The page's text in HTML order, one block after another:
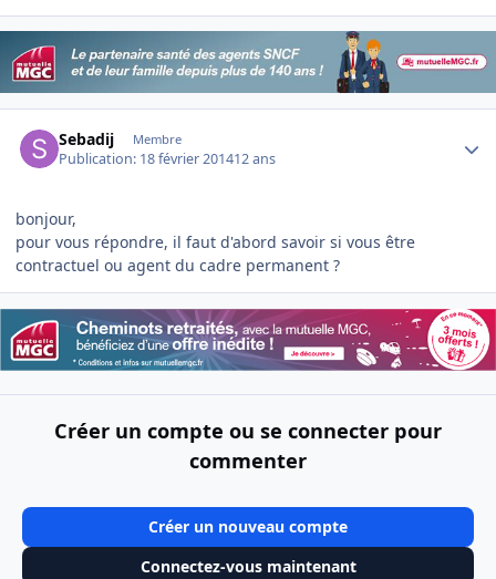
Sebadij Membre
Publication: 18 février 201412 ans
bonjour,
pour vous répondre, il faut d'abord savoir si vous être
contractuel ou agent du cadre permanent ?
Créer un compte ou se connecter pour
commenter
Créer un nouveau compte
Connectez-vous maintenant